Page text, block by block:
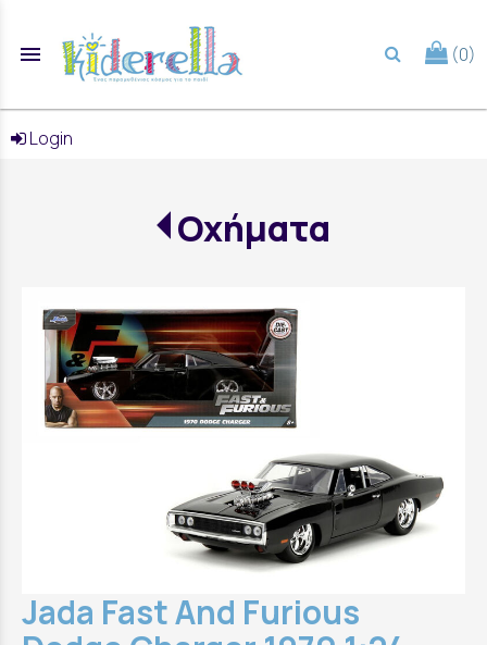
menu (0)
Login
Οχήματα
Jada Fast And Furious